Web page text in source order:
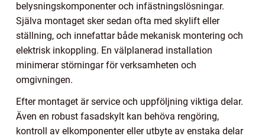
belysningskomponenter och infästningslösningar.
Själva montaget sker sedan ofta med skylift eller
ställning, och innefattar både mekanisk montering och
elektrisk inkoppling. En välplanerad installation
minimerar störningar för verksamheten och
omgivningen.
Efter montaget är service och uppföljning viktiga delar.
Även en robust fasadskylt kan behöva rengöring,
kontroll av elkomponenter eller utbyte av enstaka delar